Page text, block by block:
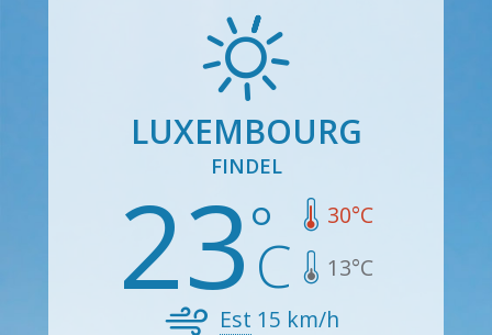
LUXEMBOURG
FINDEL
23 30°C
13°C
Est 15 km/h